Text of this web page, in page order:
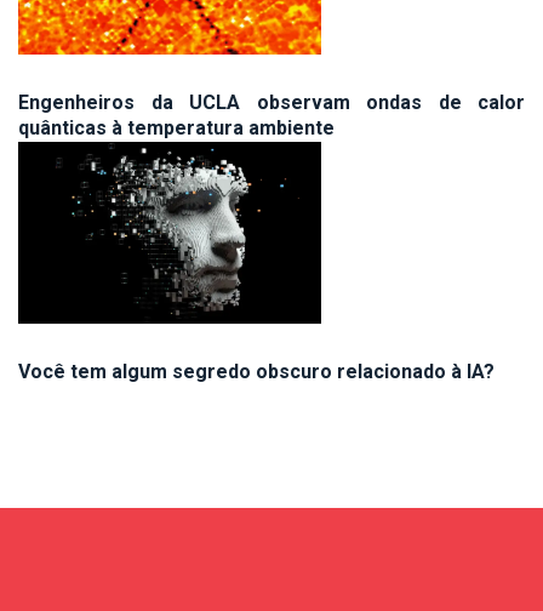
Engenheiros da UCLA observam ondas de calor
quânticas à temperatura ambiente
Você tem algum segredo obscuro relacionado à IA?